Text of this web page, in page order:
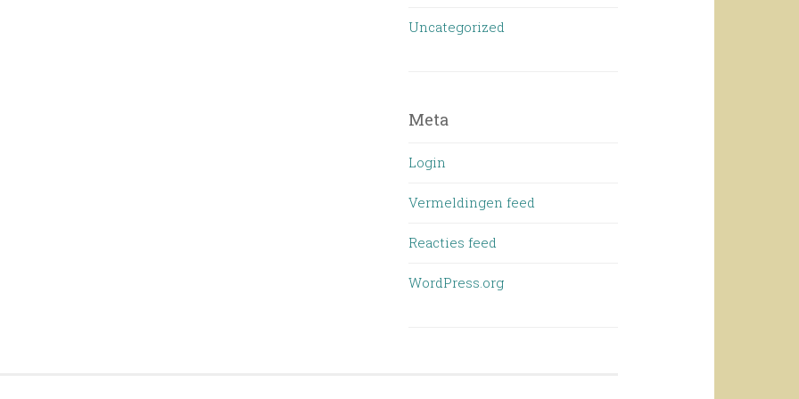
Uncategorized
Meta
Login
Vermeldingen feed
Reacties feed
WordPress.org